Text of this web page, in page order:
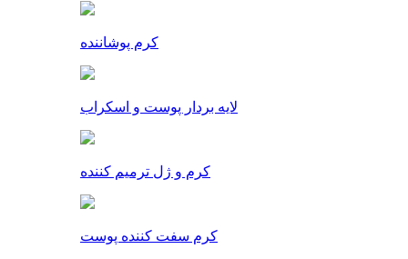
کرم پوشاننده
لایه بردار پوست و اسکراب
کرم و ژل ترمیم کننده
کرم سفت کننده پوست